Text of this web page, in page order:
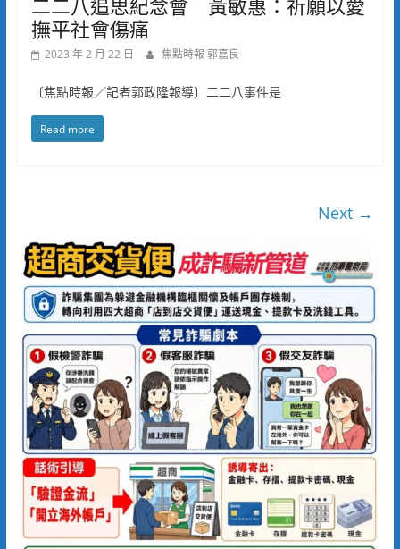
二二八追思紀念會 黃敏惠：祈願以愛
撫平社會傷痛
2023 年 2 月 22 日 焦點時報 郭嘉良
〔焦點時報／記者郭政隆報導〕二二八事件是
Read more
Next →